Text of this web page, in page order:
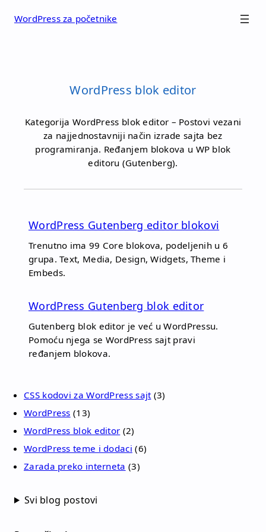
WordPress za početnike
WordPress blok editor
Kategorija WordPress blok editor – Postovi vezani
za najjednostavniji način izrade sajta bez
programiranja. Ređanjem blokova u WP blok
editoru (Gutenberg).
WordPress Gutenberg editor blokovi
Trenutno ima 99 Core blokova, podeljenih u 6
grupa. Text, Media, Design, Widgets, Theme i
Embeds.
WordPress Gutenberg blok editor
Gutenberg blok editor je već u WordPressu.
Pomoću njega se WordPress sajt pravi
ređanjem blokova.
CSS kodovi za WordPress sajt(3)
WordPress (13)
WordPress blok editor (2)
WordPress teme i dodaci (6)
Zarada preko interneta (3)
Svi blog postovi